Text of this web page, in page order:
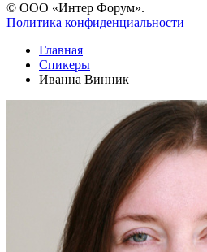
© ООО «Интер Форум».
Политика конфиденциальности
Главная
Спикеры
Иванна Винник